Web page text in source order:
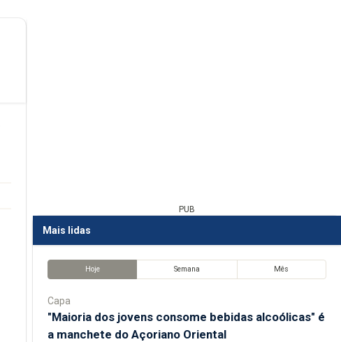
PUB
Mais lidas
Hoje Semana Mês
Capa
"Maioria dos jovens consome bebidas alcoólicas" é
a manchete do Açoriano Oriental